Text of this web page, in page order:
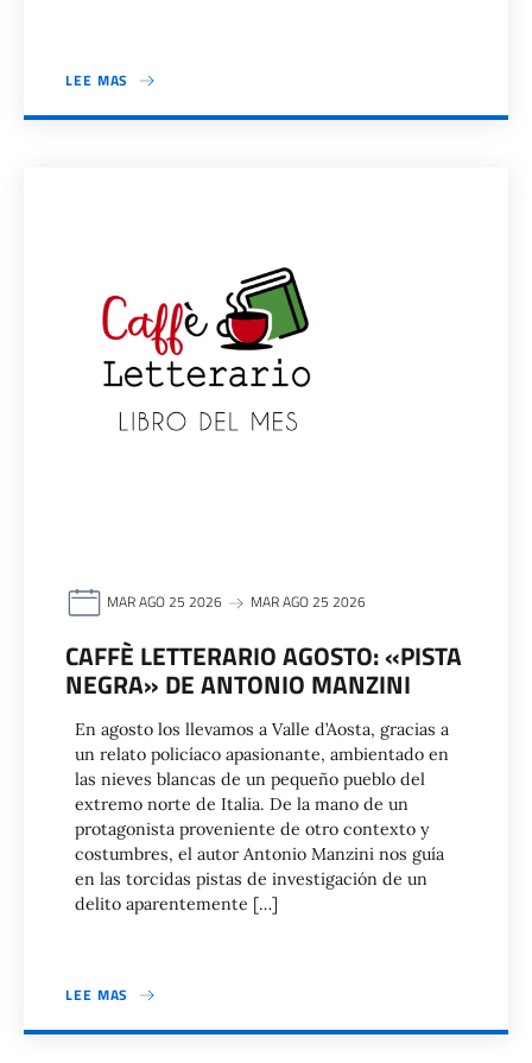
LEE MAS
MAR AGO 25 2026 MAR AGO 25 2026
CAFFÈ LETTERARIO AGOSTO: «PISTA
NEGRA» DE ANTONIO MANZINI
En agosto los llevamos a Valle d’Aosta, gracias a
un relato policíaco apasionante, ambientado en
las nieves blancas de un pequeño pueblo del
extremo norte de Italia. De la mano de un
protagonista proveniente de otro contexto y
costumbres, el autor Antonio Manzini nos guía
en las torcidas pistas de investigación de un
delito aparentemente […]
LEE MAS